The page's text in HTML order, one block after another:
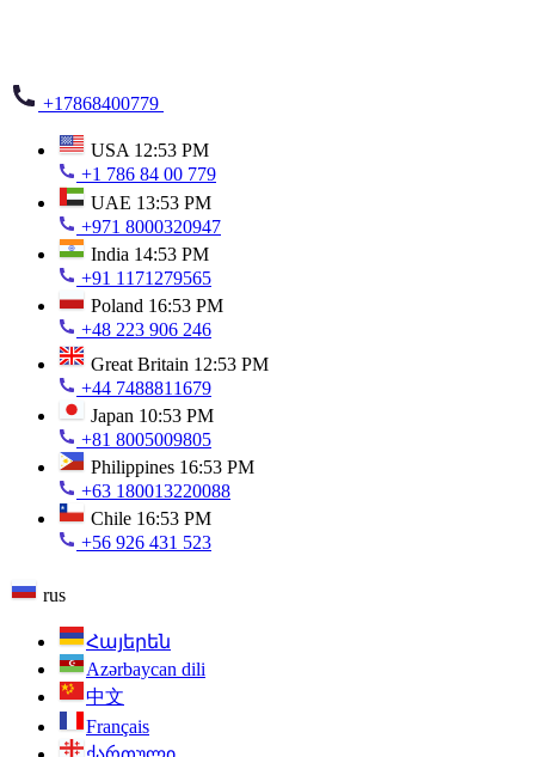
+17868400779
USA 12:53 PM
+1 786 84 00 779
UAE 13:53 PM
+971 8000320947
India 14:53 PM
+91 1171279565
Poland 16:53 PM
+48 223 906 246
Great Britain 12:53 PM
+44 7488811679
Japan 10:53 PM
+81 8005009805
Philippines 16:53 PM
+63 180013220088
Chile 16:53 PM
+56 926 431 523
rus
Հայերեն
Azərbaycan dili
中文
Français